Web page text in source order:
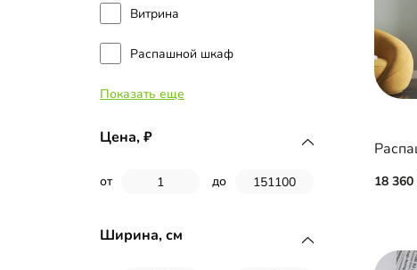
Витрина
Распашной шкаф
Шкаф-купе встроенный
Встроенный распашной шкаф
Распашной шкаф угловой
Показать еще
Цена,
от до
Ширина, см
18 360